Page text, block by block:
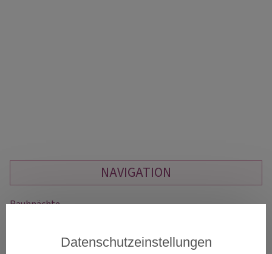
NAVIGATION
Rauhnächte
Datenschutzeinstellungen